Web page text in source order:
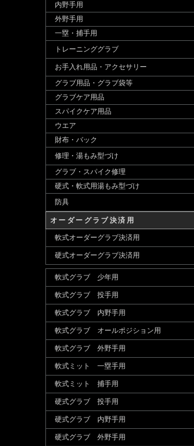
内野手用
外野手用
一塁・捕手用
トレーニンググラブ
お手入れ用品・アクセサリー
グラブ用品・グラブ袋等
グラブケア用品
スパイクケア用品
ウエア
財布・バック
修理・湯もみ型づけ
グラブ・スパイク修理
硬式・軟式用湯もみ型づけ
防具
オーダーグラブ決済用
軟式オーダーグラブ決済用
硬式オーダーグラブ決済用
軟式グラブ 少年用
軟式グラブ 投手用
軟式グラブ 内野手用
軟式グラブ オールポジション用
軟式グラブ 外野手用
軟式ミット 一塁手用
軟式ミット 捕手用
硬式グラブ 投手用
硬式グラブ 内野手用
硬式グラブ 外野手用